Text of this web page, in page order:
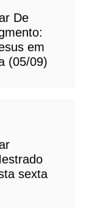
De
em
(05/09)
sexta